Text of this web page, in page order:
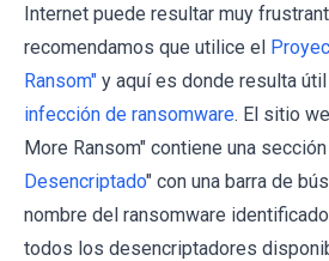
Internet puede resultar muy
recomendamos que utilice el
Ransom" y aquí es donde resulta útil
infección de ransomware. El sitio
More Ransom" contiene una
Desencriptado" con una barra de
nombre del ransomware
todos los desencriptadores